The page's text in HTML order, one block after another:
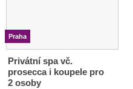
Praha
Privátní spa vč.
prosecca i koupele pro
2 osoby